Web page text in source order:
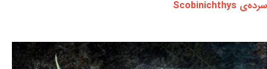
سرده‌ی Scobinichthys